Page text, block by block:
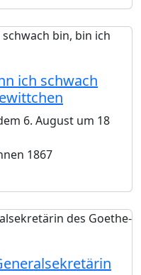
ich schwach
6. August um 18
1867